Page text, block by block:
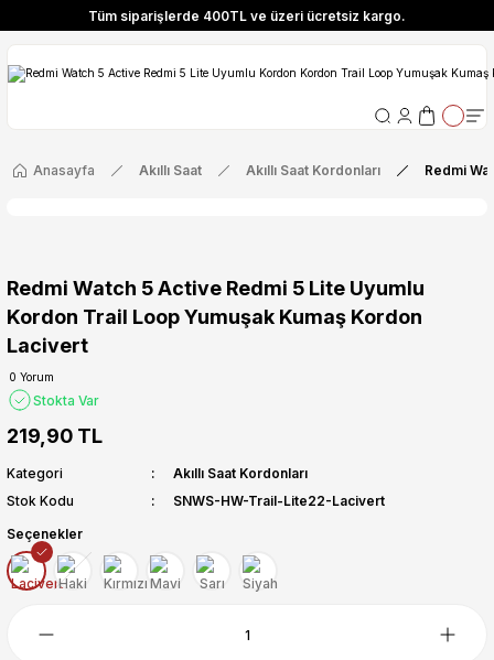
Tüm siparişlerde 400TL ve üzeri ücretsiz kargo.
Özel! YENI10 koduyla 400 TL ve üzeri alışverişlerinizde %10 indirim
Tüm siparişlerde 400TL ve üzeri ücretsiz kargo.
Özel! YENI10 koduyla 400 TL ve üzeri alışverişlerinizde %10 indirim
Anasayfa Akıllı Saat Akıllı Saat Kordonları Redmi
Redmi Watch 5 Active Redmi 5 Lite Uyumlu
Kordon Trail Loop Yumuşak Kumaş Kordon
Lacivert
0 Yorum
Stokta Var
219,90 TL
Kategori
Akıllı Saat Kordonları
Stok Kodu
SNWS-HW-Trail-Lite22-Lacivert
Seçenekler